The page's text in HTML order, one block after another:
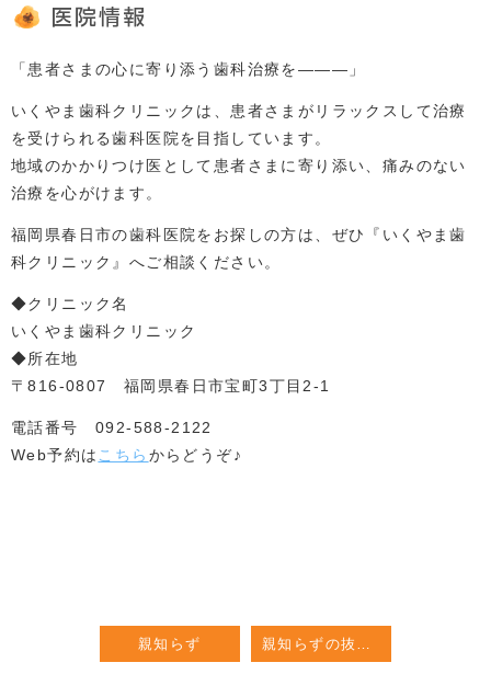
医院情報
「患者さまの心に寄り添う歯科治療を―――」
いくやま歯科クリニックは、患者さまがリラックスして治療
を受けられる歯科医院を目指しています。
地域のかかりつけ医として患者さまに寄り添い、痛みのない
治療を心がけます。
福岡県春日市の歯科医院をお探しの方は、ぜひ『いくやま歯
科クリニック』へご相談ください。
◆クリニック名
いくやま歯科クリニック
◆所在地
〒816-0807 福岡県春日市宝町3丁目2-1
電話番号 092-588-2122
Web予約は こちら からどうぞ♪
親知らず